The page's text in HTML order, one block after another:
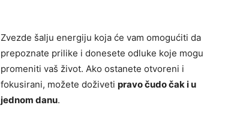
Zvezde šalju energiju koja će vam omogućiti da
prepoznate prilike i donesete odluke koje mogu
promeniti vaš život. Ako ostanete otvoreni i
fokusirani, možete doživeti pravo čudo čak i u
jednom danu.